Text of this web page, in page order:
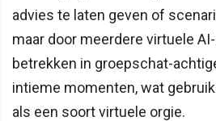
advies te laten geven of
maar door meerdere virtuele
betrekken in groepschat-
intieme momenten, wat
als een soort virtuele orgie.